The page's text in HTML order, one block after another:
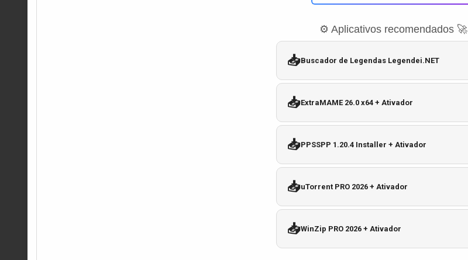
⚙️ Aplicativos recomendados 🚀
📥Buscador de Legendas Legendei.NET
📥ExtraMAME 26.0 x64 + Ativador
📥PPSSPP 1.20.4 Installer + Ativador
📥uTorrent PRO 2026 + Ativador
📥WinZip PRO 2026 + Ativador